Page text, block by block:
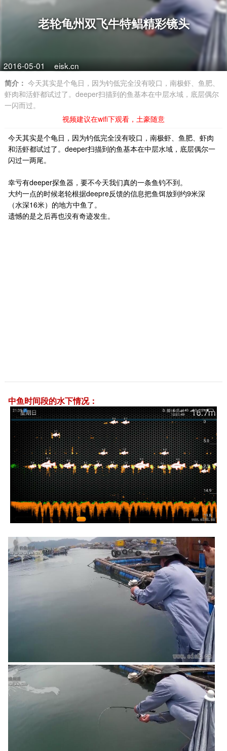
老轮龟州双飞牛特鲳精彩镜头
2016-05-01 eisk.cn
简介： 今天其实是个龟日，因为钓低完全没有咬口，南极虾、鱼肥、
虾肉和活虾都试过了。deeper扫描到的鱼基本在中层水域，底层偶尔
一闪而过。
视频建议在wifi下观看，土豪随意
今天其实是个龟日，因为钓低完全没有咬口，南极虾、鱼肥、虾肉
和活虾都试过了。deeper扫描到的鱼基本在中层水域，底层偶尔一
闪过一两尾。
幸亏有deeper探鱼器，要不今天我们真的一条鱼钓不到。
大约一点的时候老轮根据deepre反馈的信息把鱼饵放到约9米深
（水深16米）的地方中鱼了。
遗憾的是之后再也没有奇迹发生。
中鱼时间段的水下情况：